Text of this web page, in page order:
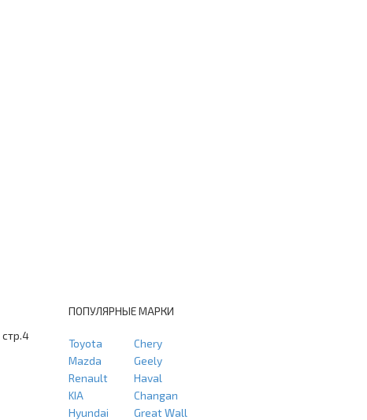
стр.4
ПОПУЛЯРНЫЕ МАРКИ
Toyota
Mazda
Renault
KIA
Hyundai
Chery
Geely
Haval
Changan
Great Wall